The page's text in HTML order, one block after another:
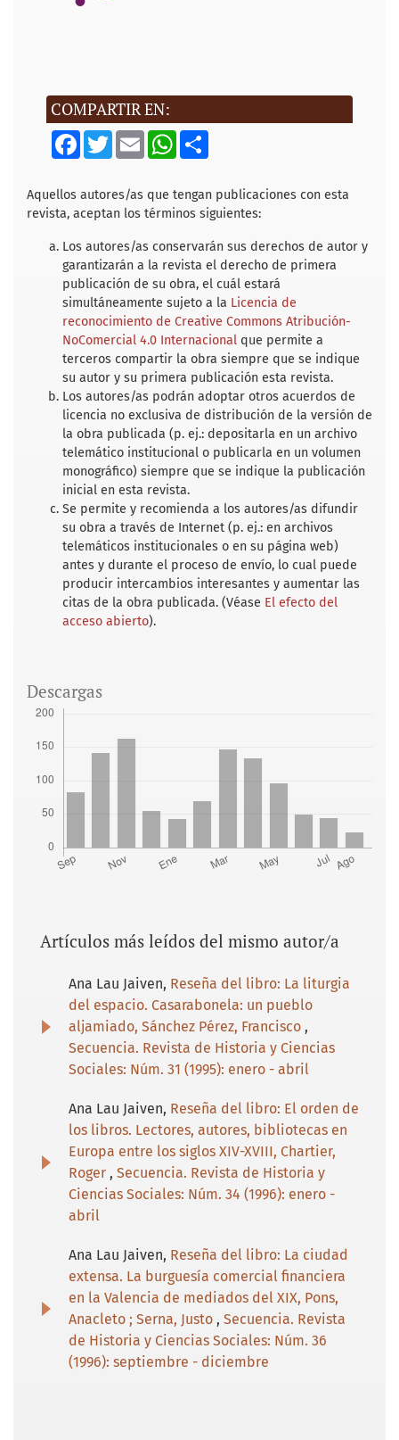
COMPARTIR EN:
F
a
b
o
o
T
w
t
e
r
E
m
l
W
s
A
p
S
e
Aquellos autores/as que tengan publicaciones con esta
revista, aceptan los términos siguientes:
Los autores/as conservarán sus derechos de autor y
garantizarán a la revista el derecho de primera
publicación de su obra, el cuál estará
simultáneamente sujeto a la Licencia de
reconocimiento de Creative Commons Atribución-
NoComercial 4.0 Internacional que permite a
terceros compartir la obra siempre que se indique
su autor y su primera publicación esta revista.
Los autores/as podrán adoptar otros acuerdos de
licencia no exclusiva de distribución de la versión de
la obra publicada (p. ej.: depositarla en un archivo
telemático institucional o publicarla en un volumen
monográfico) siempre que se indique la publicación
inicial en esta revista.
Se permite y recomienda a los autores/as difundir
su obra a través de Internet (p. ej.: en archivos
telemáticos institucionales o en su página web)
antes y durante el proceso de envío, lo cual puede
producir intercambios interesantes y aumentar las
citas de la obra publicada. (Véase El efecto del
acceso abierto).
Descargas
Artículos más leídos del mismo autor/a
Ana Lau Jaiven, Reseña del libro: La liturgia
del espacio. Casarabonela: un pueblo
aljamiado, Sánchez Pérez, Francisco ,
Secuencia. Revista de Historia y Ciencias
Sociales: Núm. 31 (1995): enero - abril
Ana Lau Jaiven, Reseña del libro: El orden de
los libros. Lectores, autores, bibliotecas en
Europa entre los siglos XIV-XVIII, Chartier,
Roger , Secuencia. Revista de Historia y
Ciencias Sociales: Núm. 34 (1996): enero -
abril
Ana Lau Jaiven, Reseña del libro: La ciudad
extensa. La burguesía comercial financiera
en la Valencia de mediados del XIX, Pons,
Anacleto ; Serna, Justo , Secuencia. Revista
de Historia y Ciencias Sociales: Núm. 36
(1996): septiembre - diciembre